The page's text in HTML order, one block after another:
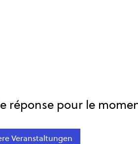
réponse pour le
Veranstaltungen